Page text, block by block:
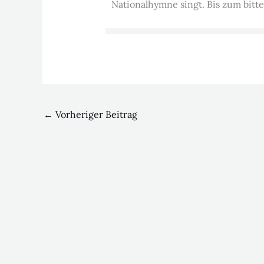
Nationalhymne singt. Bis zum
← Vorheriger Beitrag